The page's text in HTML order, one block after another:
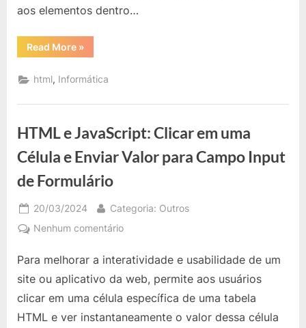
aos elementos dentro…
Read More“HTML:
Desabilitando
Formulário
Inteiro”
»
html, Informática
HTML e JavaScript: Clicar em uma
Célula e Enviar Valor para Campo Input
de Formulário
Posted
on
20/03/2024 By
Categoria: Outros
Nenhum comentárioem
e
JavaScript:
em
uma
Para melhorar a interatividade e usabilidade de um
site ou aplicativo da web, permite aos usuários
clicar em uma célula específica de uma tabela
HTML e ver instantaneamente o valor dessa célula